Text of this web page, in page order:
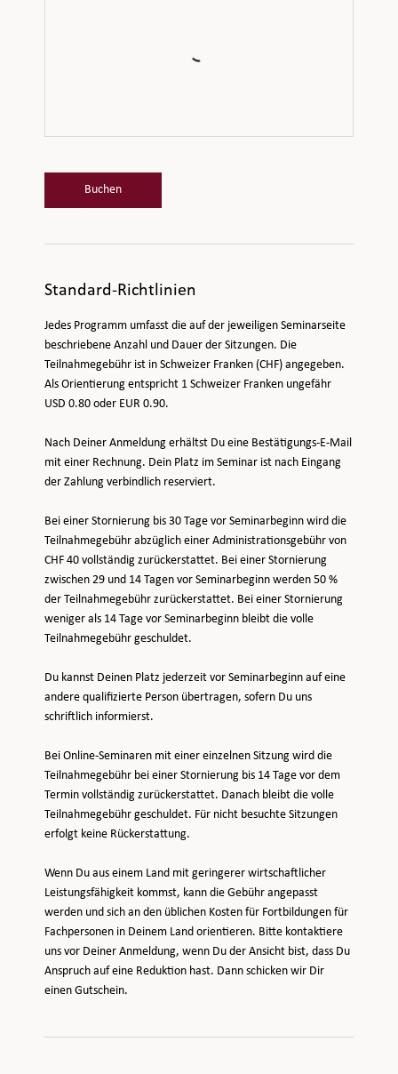
Buchen
Standard-Richtlinien
Jedes Programm umfasst die auf der jeweiligen Seminarseite
beschriebene Anzahl und Dauer der Sitzungen. Die
Teilnahmegebühr ist in Schweizer Franken (CHF) angegeben.
Als Orientierung entspricht 1 Schweizer Franken ungefähr
USD 0.80 oder EUR 0.90.
Nach Deiner Anmeldung erhältst Du eine Bestätigungs-E-Mail
mit einer Rechnung. Dein Platz im Seminar ist nach Eingang
der Zahlung verbindlich reserviert.
Bei einer Stornierung bis 30 Tage vor Seminarbeginn wird die
Teilnahmegebühr abzüglich einer Administrationsgebühr von
CHF 40 vollständig zurückerstattet. Bei einer Stornierung
zwischen 29 und 14 Tagen vor Seminarbeginn werden 50 %
der Teilnahmegebühr zurückerstattet. Bei einer Stornierung
weniger als 14 Tage vor Seminarbeginn bleibt die volle
Teilnahmegebühr geschuldet.
Du kannst Deinen Platz jederzeit vor Seminarbeginn auf eine
andere qualifizierte Person übertragen, sofern Du uns
schriftlich informierst.
Bei Online-Seminaren mit einer einzelnen Sitzung wird die
Teilnahmegebühr bei einer Stornierung bis 14 Tage vor dem
Termin vollständig zurückerstattet. Danach bleibt die volle
Teilnahmegebühr geschuldet. Für nicht besuchte Sitzungen
erfolgt keine Rückerstattung.
Wenn Du aus einem Land mit geringerer wirtschaftlicher
Leistungsfähigkeit kommst, kann die Gebühr angepasst
werden und sich an den üblichen Kosten für Fortbildungen für
Fachpersonen in Deinem Land orientieren. Bitte kontaktiere
uns vor Deiner Anmeldung, wenn Du der Ansicht bist, dass Du
Anspruch auf eine Reduktion hast. Dann schicken wir Dir
einen Gutschein.